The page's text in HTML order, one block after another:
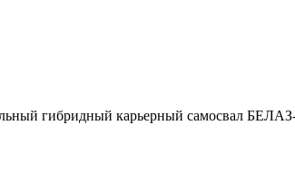
гибридный карьерный самосвал